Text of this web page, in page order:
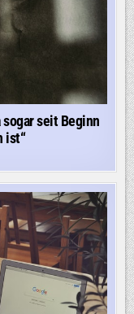
sogar seit Beginn
ist“